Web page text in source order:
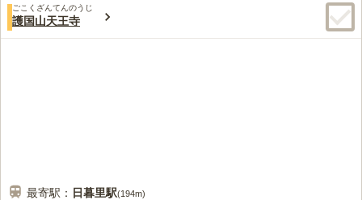
ごこくざんてんのうじ
護国山天王寺
最寄駅： 日暮里駅(194m)